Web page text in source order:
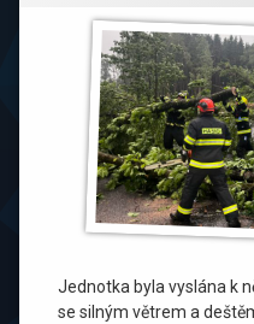
Jednotka byla vyslána k
se silným větrem a